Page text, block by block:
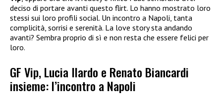
deciso di portare avanti questo flirt. Lo hanno mostrato loro
stessi sui loro profili social. Un incontro a Napoli, tanta
complicità, sorrisi e serenità. La love story sta andando
avanti? Sembra proprio di sì e non resta che essere felici per
loro.
GF Vip, Lucia Ilardo e Renato Biancardi
insieme: l’incontro a Napoli